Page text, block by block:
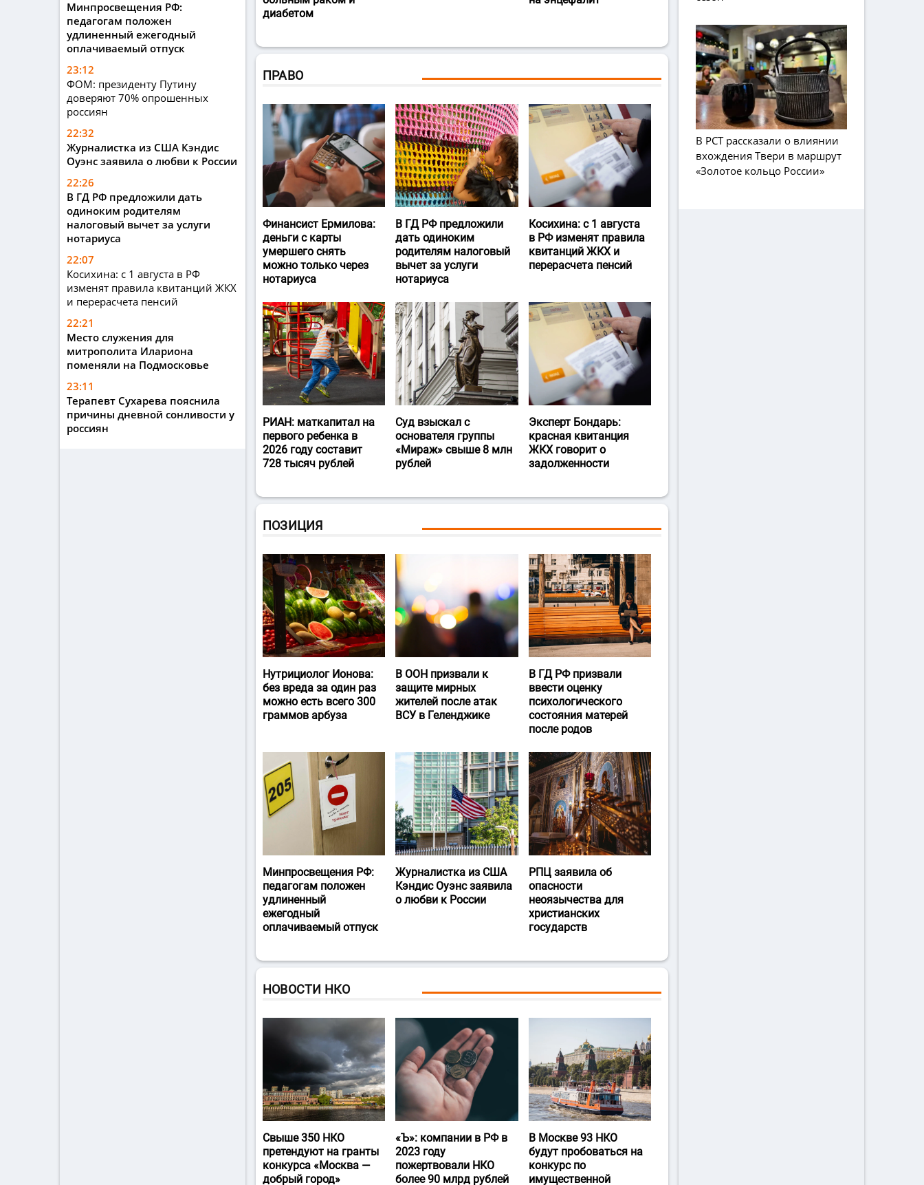
Минпросвещения РФ:
педагогам положен
удлиненный ежегодный
оплачиваемый отпуск
23:12
ФОМ: президенту Путину
доверяют 70% опрошенных
россиян
22:32
Журналистка из США Кэндис
Оуэнс заявила о любви к России
22:26
В ГД РФ предложили дать
одиноким родителям
налоговый вычет за услуги
нотариуса
22:07
Косихина: с 1 августа в РФ
изменят правила квитанций ЖКХ
и перерасчета пенсий
22:21
Место служения для
митрополита Илариона
поменяли на Подмосковье
23:11
Терапевт Сухарева пояснила
причины дневной сонливости у
россиян
диабетом
ПРАВО
Финансист Ермилова:
деньги с карты
умершего снять
можно только через
нотариуса
В ГД РФ предложили
дать одиноким
родителям налоговый
вычет за услуги
нотариуса
Косихина: с 1 августа
в РФ изменят правила
квитанций ЖКХ и
перерасчета пенсий
РИАН: маткапитал на
первого ребенка в
2026 году составит
728 тысяч рублей
Суд взыскал с
основателя группы
«Мираж» свыше 8 млн
рублей
Эксперт Бондарь:
красная квитанция
ЖКХ говорит о
задолженности
ПОЗИЦИЯ
Нутрициолог Ионова:
без вреда за один раз
можно есть всего 300
граммов арбуза
В ООН призвали к
защите мирных
жителей после атак
ВСУ в Геленджике
В ГД РФ призвали
ввести оценку
психологического
состояния матерей
после родов
Минпросвещения РФ:
педагогам положен
удлиненный
ежегодный
оплачиваемый отпуск
Журналистка из США
Кэндис Оуэнс заявила
о любви к России
РПЦ заявила об
опасности
неоязычества для
христианских
государств
НОВОСТИ НКО
Свыше 350 НКО
претендуют на гранты
конкурса «Москва —
добрый город»
«Ъ‎»: компании в РФ в
2023 году
пожертвовали НКО
более 90 млрд рублей
В Москве 93 НКО
будут пробоваться на
конкурс по
имущественной
В РСТ рассказали о влиянии
вхождения Твери в маршрут
«Золотое кольцо России»